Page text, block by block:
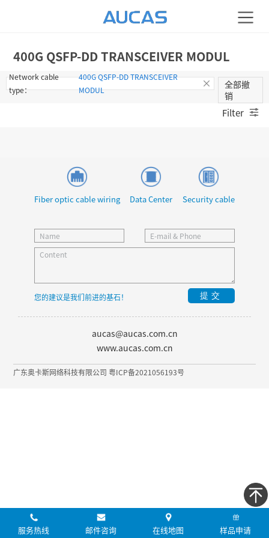
400G QSFP-DD TRANSCEIVER MODUL
Network cable
type：
400G QSFP-DD TRANSCEIVER
MODUL
全部撤
销
Filter
Fiber optic cable wiring Data Center Security cable
您的建议是我们前进的基石！ 提交
aucas@aucas.com.cn
www.aucas.com.cn
广东奥卡斯网络科技有限公司 粤ICP备2021056193号
服务热线 邮件咨询 在线地图 样品申请